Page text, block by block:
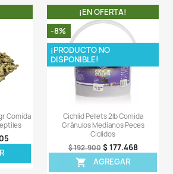
con ingredientes naturales
los síntomas de carencia y es
del pez. Por eso los alimentos Nature
como espirulina, krill o harina
se obtiene de larvas de la mosca
imágenes en el frontal del envase les
porcentaje en el alimento.
con 70GR de Sera Raffy I Nature.
INCLUYE:
originales donde viene el producto.